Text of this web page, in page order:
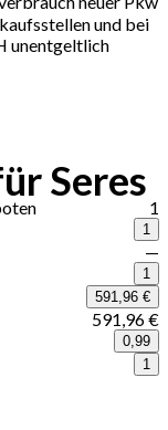
und bei
unentgeltlich
Seres
1
1
—
1
591,96 €
591,96 €
0,99
1